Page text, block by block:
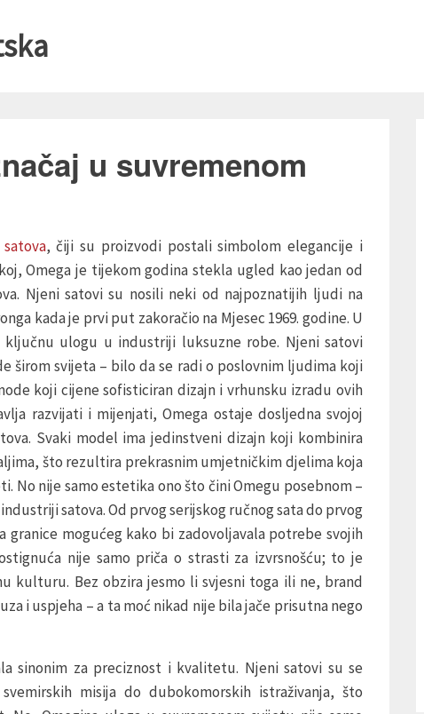
u suvremenom
, čiji su proizvodi postali simbolom elegancije i
Omega je tijekom godina stekla ugled kao jedan od
Njeni satovi su nosili neki od najpoznatijih ljudi na
kada je prvi put zakoračio na Mjesec 1969. godine. U
ključnu ulogu u industriji luksuzne robe. Njeni satovi
širom svijeta – bilo da se radi o poslovnim ljudima koji
koji cijene sofisticiran dizajn i vrhunsku izradu ovih
razvijati i mijenjati, Omega ostaje dosljedna svojoj
Svaki model ima jedinstveni dizajn koji kombinira
što rezultira prekrasnim umjetničkim djelima koja
No nije samo estetika ono što čini Omegu posebnom –
satova. Od prvog serijskog ručnog sata do prvog
granice mogućeg kako bi zadovoljavala potrebe svojih
nije samo priča o strasti za izvrsnošću; to je
kulturu. Bez obzira jesmo li svjesni toga ili ne, brand
i uspjeha – a ta moć nikad nije bila jače prisutna nego
sinonim za preciznost i kvalitetu. Njeni satovi su se
misija do dubokomorskih istraživanja, što